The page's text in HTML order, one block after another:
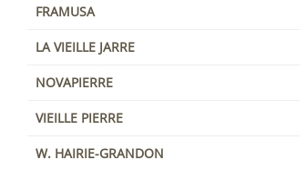
FRAMUSA
LA VIEILLE JARRE
NOVAPIERRE
VIEILLE PIERRE
W. HAIRIE-GRANDON